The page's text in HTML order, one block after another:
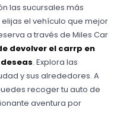
las sucursales más
el vehículo que mejor
a través de Miles Car
devolver el carrp en
. Explora las
y sus alrededores. A
recoger tu auto de
aventura por